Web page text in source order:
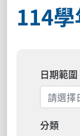
114
日期範圍
分類